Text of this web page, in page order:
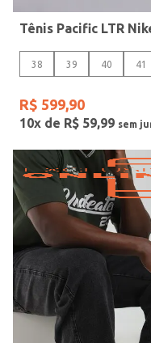
38 39 40 41
R$ 599,90
10x de R$ 59,99